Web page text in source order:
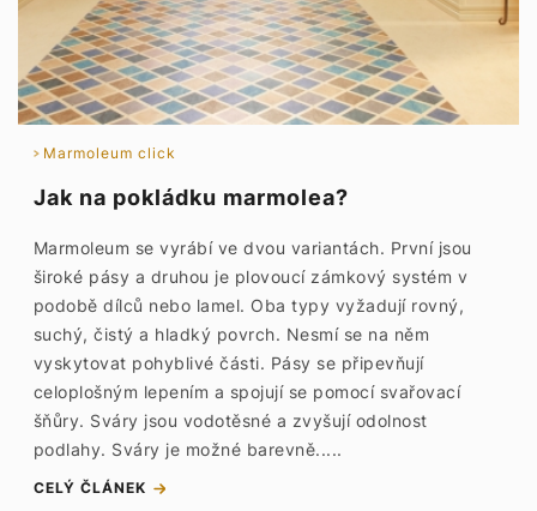
Marmoleum click
Jak na pokládku marmolea?
Marmoleum se vyrábí ve dvou variantách. První jsou
široké pásy a druhou je plovoucí zámkový systém v
podobě dílců nebo lamel. Oba typy vyžadují rovný,
suchý, čistý a hladký povrch. Nesmí se na něm
vyskytovat pohyblivé části. Pásy se připevňují
celoplošným lepením a spojují se pomocí svařovací
šňůry. Sváry jsou vodotěsné a zvyšují odolnost
podlahy. Sváry je možné barevně.....
CELÝ ČLÁNEK